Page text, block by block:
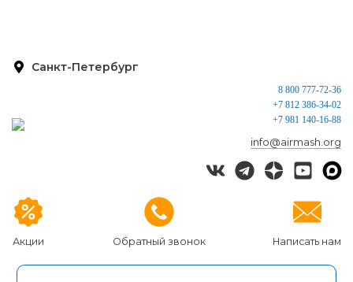
Санкт-Петербург
Акции Обратный звонок Написать нам
8 800 777-72-36
+7 812 386-34-02
+7 981 140-16-88
info@airmash.org